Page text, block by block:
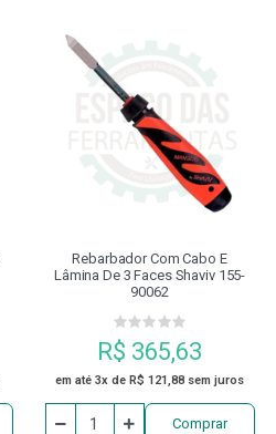
Rebarbador Com Cabo E
Lâmina De 3 Faces Shaviv 155-
90062
R$ 365,63
em até 3x de R$ 121,88 sem juros
Comprar